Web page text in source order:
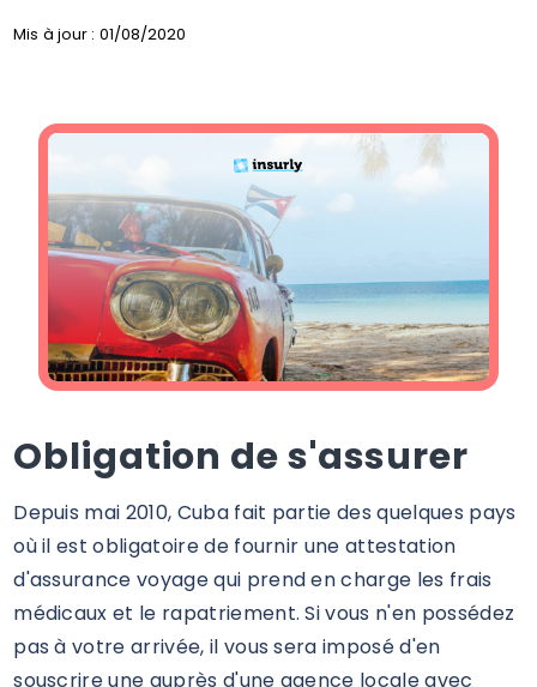
Mis à jour : 01/08/2020
Obligation de s'assurer
Depuis mai 2010, Cuba fait partie des quelques pays
où il est obligatoire de fournir une attestation
d'assurance voyage qui prend en charge les frais
médicaux et le rapatriement. Si vous n'en possédez
pas à votre arrivée, il vous sera imposé d'en
souscrire une auprès d'une agence locale avec